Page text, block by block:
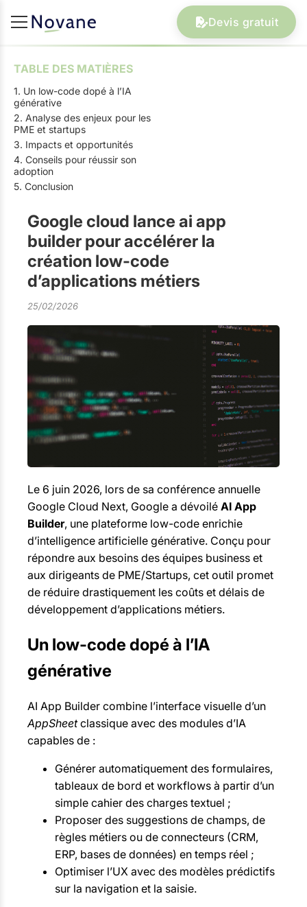
Devis gratuit
TABLE DES MATIÈRES
1. Un low-code dopé à l’IA
générative
2. Analyse des enjeux pour les
PME et startups
3. Impacts et opportunités
4. Conseils pour réussir son
adoption
5. Conclusion
Google cloud lance ai app
builder pour accélérer la
création low-code
d’applications métiers
25/02/2026
Le 6 juin 2026, lors de sa conférence annuelle
Google Cloud Next, Google a dévoilé AI App
Builder, une plateforme low-code enrichie
d’intelligence artificielle générative. Conçu pour
répondre aux besoins des équipes business et
aux dirigeants de PME/Startups, cet outil promet
de réduire drastiquement les coûts et délais de
développement d’applications métiers.
Un low-code dopé à l’IA
générative
AI App Builder combine l’interface visuelle d’un
AppSheetclassique avec des modules d’IA
capables de :
Générer automatiquement des formulaires,
tableaux de bord et workflows à partir d’un
simple cahier des charges textuel ;
Proposer des suggestions de champs, de
règles métiers ou de connecteurs (CRM,
ERP, bases de données) en temps réel ;
Optimiser l’UX avec des modèles prédictifs
sur la navigation et la saisie.